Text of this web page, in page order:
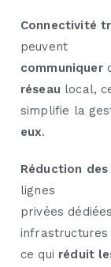
Connectivité
peuvent
communiquer
réseau local,
simplifie la
eux.
Réduction
lignes
privées
infrastructures
ce qui réduit